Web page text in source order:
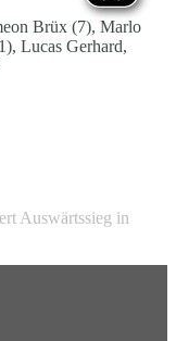
Brüx (7), Marlo
Lucas Gerhard,
Auswärtssieg in